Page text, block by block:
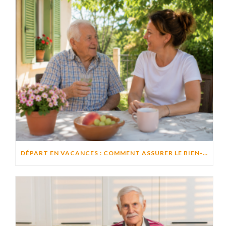
DÉPART EN VACANCES : COMMENT ASSURER LE BIEN-ÊTRE D’UN PROCHE RESTÉ À DOMICILE ?